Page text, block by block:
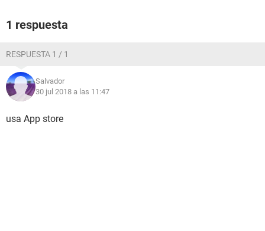
1 respuesta
RESPUESTA 1 / 1
Salvador
30 jul 2018 a las 11:47
usa App store